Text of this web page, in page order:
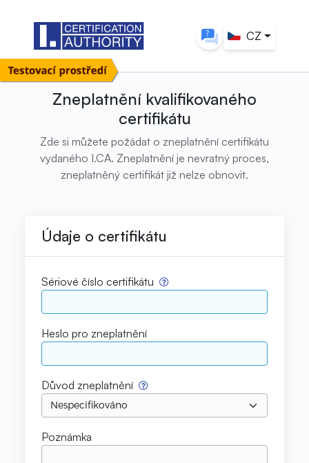
CZ
Zneplatnění kvalifikovaného
certifikátu
Zde si můžete požádat o zneplatnění certifikátu
vydaného I.CA. Zneplatnění je nevratný proces,
zneplatněný certifikát již nelze obnovit.
Údaje o certifikátu
Sériové číslo certifikátu
Heslo pro zneplatnění
Důvod zneplatnění
Poznámka